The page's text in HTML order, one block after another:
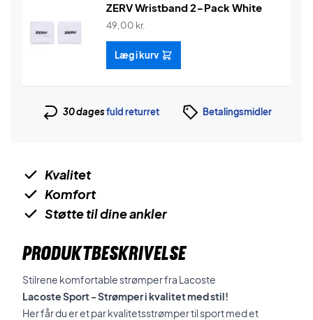
ZERV Wristband 2-Pack White
49,00 kr.
Læg i kurv
30 dagesfuld returret Betalingsmidler
Kvalitet
Komfort
Støtte til dine ankler
PRODUKTBESKRIVELSE
Stilrene komfortable strømper fra Lacoste
Lacoste Sport - Strømper i kvalitet med stil!
Her får du er et par kvalitetsstrømper til sport med et